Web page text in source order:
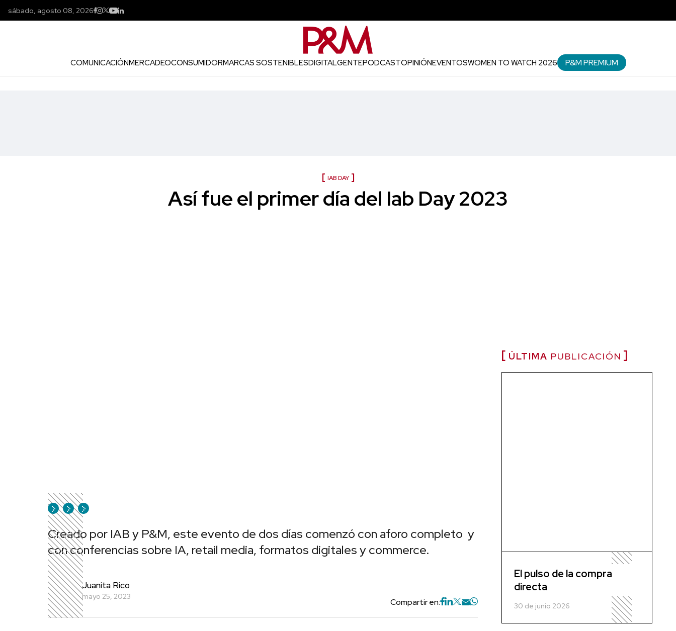
sábado, agosto 08, 2026
COMUNICACIÓNMERCADEOCONSUMIDORMARCAS SOSTENIBLESDIGITALGENTEPODCASTOPINIÓNEVENTOSWOMEN TO WATCH 2026 P&M PREMIUM
IAB DAY
Así fue el primer día del Iab Day 2023
Creado por IAB y P&M, este evento de dos días comenzó con aforo completo y
con conferencias sobre IA, retail media, formatos digitales y commerce.
Juanita Rico
mayo 25, 2023
Compartir en:
ÚLTIMA PUBLICACIÓN
El pulso de la compra
directa
30 de junio 2026